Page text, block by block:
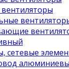
сетевые